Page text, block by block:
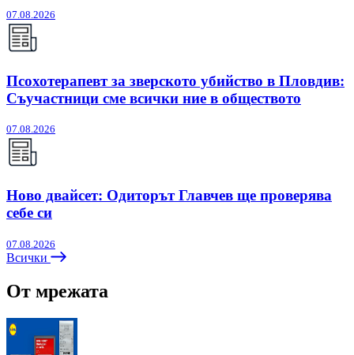
07.08.2026
Псохотерапевт за зверското убийство в Пловдив:
Съучастници сме всички ние в обществото
07.08.2026
Ново двайсет: Одиторът Главчев ще проверява
себе си
07.08.2026
Всички
От мрежата